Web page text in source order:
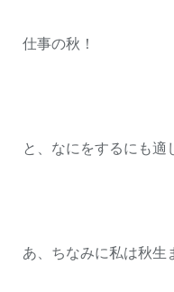
仕事の秋！
と、なにをするにも適
あ、ちなみに私は秋生